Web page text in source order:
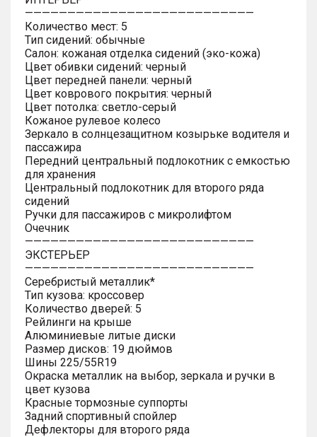
———————————————————————————
Количество мест: 5
Тип сидений: обычные
Салон: кожаная отделка сидений (эко-кожа)
Цвет обивки сидений: черный
Цвет передней панели: черный
Цвет коврового покрытия: черный
Цвет потолка: светло-серый
Кожаное рулевое колесо
Зеркало в солнцезащитном козырьке водителя и
пассажира
Передний центральный подлокотник с емкостью
для хранения
Центральный подлокотник для второго ряда
сидений
Ручки для пассажиров с микролифтом
Очечник
———————————————————————————
ЭКСТЕРЬЕР
———————————————————————————
Серебристый металлик*
Тип кузова: кроссовер
Количество дверей: 5
Рейлинги на крыше
Алюминиевые литые диски
Размер дисков: 19 дюймов
Шины 225/55R19
Окраска металлик на выбор, зеркала и ручки в
цвет кузова
Красные тормозные суппорты
Задний спортивный спойлер
Дефлекторы для второго ряда